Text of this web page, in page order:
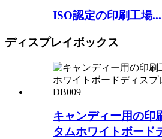
ISO認定の印刷工場...
ディスプレイボックス
キャンディー用の印
タムホワイトボード